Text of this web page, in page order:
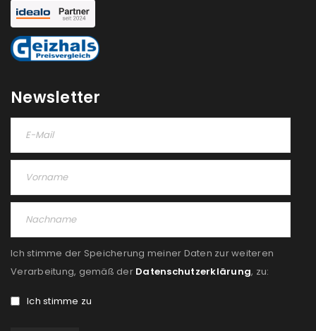
Newsletter
Ich stimme der Speicherung meiner Daten zur weiteren
Verarbeitung, gemäß der Datenschutzerklärung, zu:
Ich stimme zu